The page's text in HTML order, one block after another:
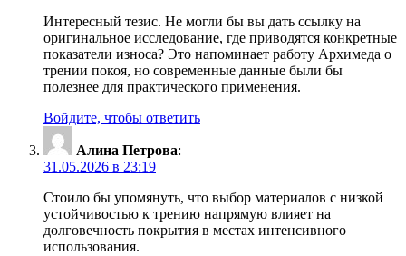
Интересный тезис. Не могли бы вы дать ссылку на
оригинальное исследование, где приводятся конкретные
показатели износа? Это напоминает работу Архимеда о
трении покоя, но современные данные были бы
полезнее для практического применения.
Войдите, чтобы ответить
Алина Петрова:
31.05.2026 в 23:19
Стоило бы упомянуть, что выбор материалов с низкой
устойчивостью к трению напрямую влияет на
долговечность покрытия в местах интенсивного
использования.